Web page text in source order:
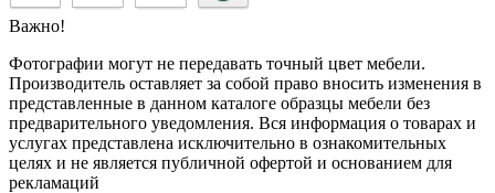
Важно!
Фотографии могут не передавать точный цвет мебели.
Производитель оставляет за собой право вносить изменения в
представленные в данном каталоге образцы мебели без
предварительного уведомления. Вся информация о товарах и
услугах представлена исключительно в ознакомительных
целях и не является публичной офертой и основанием для
рекламаций